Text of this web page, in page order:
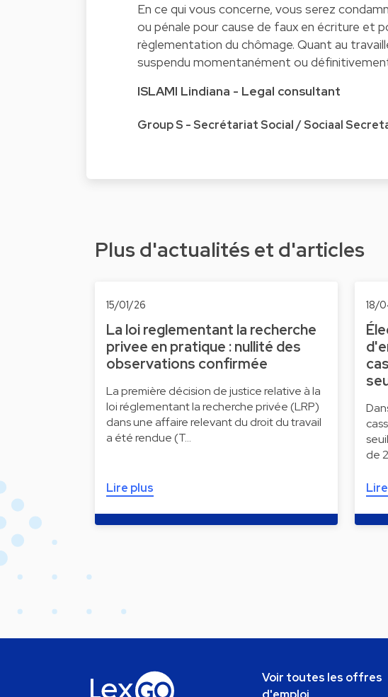
En ce qui vous concerne, vous serez
ou pénale pour cause de faux en écriture et
règlementation du chômage. Quant au
suspendu momentanément ou
ISLAMI Lindiana - Legal consultant
Group S - Secrétariat Social / Sociaal
Plus d'actualités et d'articles
15/01/26
La loi reglementant la recherche
privee en pratique : nullité des
observations confirmée
La première décision de justice relative à la
loi réglementant la recherche privée (LRP)
dans une affaire relevant du droit du travail
a été rendue (T…
Lire plus
18/
de
Voir toutes les offres